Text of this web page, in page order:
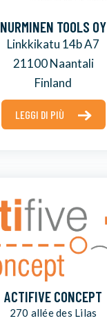
NURMINEN TOOLS OY
Linkkikatu 14b A7
21100 Naantali
Finland
LEGGI DI PIÙ
ACTIFIVE CONCEPT
270 allée des Lilas